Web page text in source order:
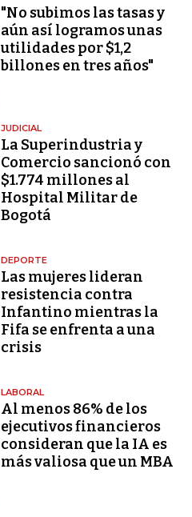
"No subimos las tasas y
aún así logramos unas
utilidades por $1,2
billones en tres años"
JUDICIAL
La Superindustria y
Comercio sancionó con
$1.774 millones al
Hospital Militar de
Bogotá
DEPORTE
Las mujeres lideran
resistencia contra
Infantino mientras la
Fifa se enfrenta a una
crisis
LABORAL
Al menos 86% de los
ejecutivos financieros
consideran que la IA es
más valiosa que un MBA